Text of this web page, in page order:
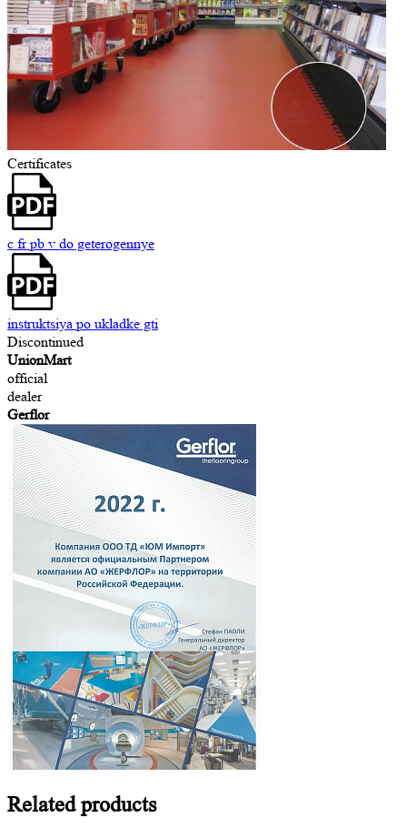
Certificates
c fr pb v do geterogennye
instruktsiya po ukladke gti
Discontinued
UnionMart
official
dealer
Gerflor
Relatedproducts